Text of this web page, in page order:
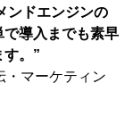
ンドエンジンの
で導入までも素早
す。”
・マーケティン